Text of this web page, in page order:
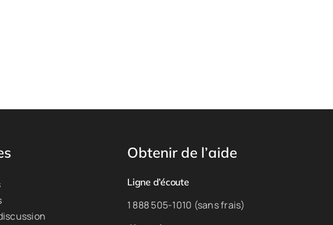
Obtenir de l’aide
Ligne d’écoute
1 888 505-1010 (sans frais)